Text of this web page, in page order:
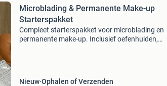
Microblading & Permanente Make-up
Starterspakket
Compleet starterspakket voor microblading en
permanente make-up. Inclusief oefenhuiden,
Nieuw Ophalen of Verzenden